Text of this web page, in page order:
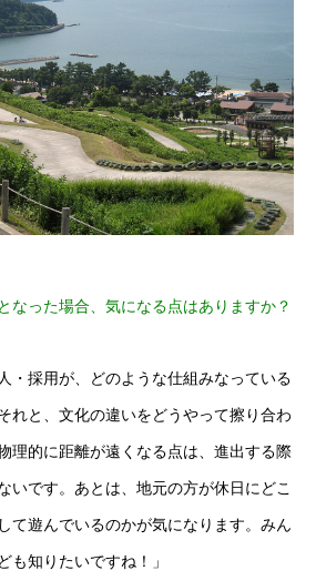
った場合、気になる点はありますか？
・採用が、どのような仕組みなっている
れと、文化の違いをどうやって擦り合わ
理的に距離が遠くなる点は、進出する際
いです。あとは、地元の方が休日にどこ
て遊んでいるのかが気になります。みん
も知りたいですね！」